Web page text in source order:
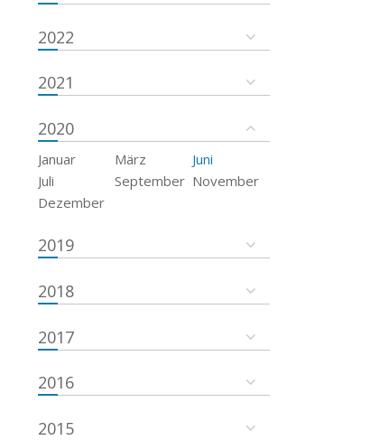
2022
2021
2020
Januar März
Juni
Juli
September November
Dezember
2019
2018
2017
2016
2015